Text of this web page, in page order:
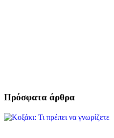
Πρόσφατα άρθρα